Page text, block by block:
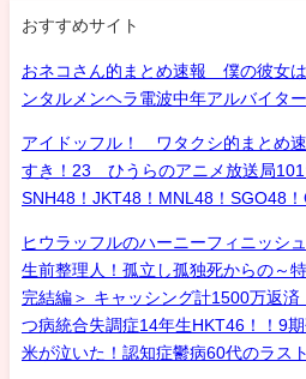
おすすめサイト
おネコさん的まとめ速報 僕の彼女
ンタルメンヘラ電波中年アルバイタ
アイドッフル！ ワタクシ的まとめ
すき！23 ひうらのアニメ放送局
SNH48！JKT48！MNL48！SGO48
ヒウラッフルのハーニーフィニッシ
生前整理人！孤立し孤独死からの～
完結編＞ キャッシング計1500万返済
つ病統合失調症14年生HKT46！！9
米が泣いた！認知症鬱病60代のラス